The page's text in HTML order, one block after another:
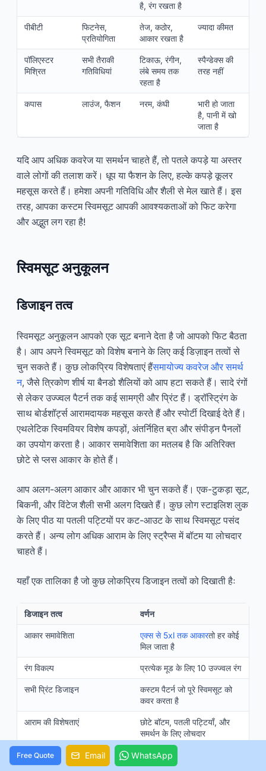
है, रंग रखता है
पीबीटी
फिटनेस,
प्रतियोगिता
तेज, कठोर,
आकार रखता है
ज्यादा कीमत
पॉलिएस्टर
मिश्रित
सभी तैराकी
गतिविधियां
टिकाऊ, रंगीन,
लंबे समय तक
रहता है
स्पैन्डेक्स की
तरह नहीं
कपास लाउंज, फैशन नरम, कंघी
भारी हो जाता
है, पानी में खो
जाता है
यदि आप अधिक कवरेज या समर्थन चाहते हैं, तो पतले कपड़े या अस्तर
वाले लोगों की तलाश करें। धूप या फैशन के लिए, हल्के कपड़े कूलर
महसूस करते हैं। हमेशा अपनी गतिविधि और शैली से मेल खाते हैं। इस
तरह, आपका कस्टम स्विमसूट आपकी आवश्यकताओं को फिट करेगा
और अद्भुत लग रहा है!
स्विमसूट अनुकूलन
डिजाइन तत्व
स्विमसूट अनुकूलन आपको एक सूट बनाने देता है जो आपको फिट बैठता
है। आप अपने स्विमसूट को विशेष बनाने के लिए कई डिज़ाइन तत्वों से
चुन सकते हैं। कुछ लोकप्रिय विशेषताएं हैंसमायोज्य कवरेज और समर्थ
न, जैसे त्रिकोण शीर्ष या बैनडो शैलियों को आप हटा सकते हैं। सादे रंगों
से लेकर उज्ज्वल पैटर्न तक कई सामग्री और प्रिंट हैं। ड्रॉस्ट्रिंग के
साथ बोर्डशॉर्ट्स आरामदायक महसूस करते हैं और स्पोर्टी दिखाई देते हैं।
एथलेटिक स्विमवियर विशेष कपड़ों, अंतर्निहित ब्रा और संपीड़न पैनलों
का उपयोग करता है। आकार समावेशिता का मतलब है कि अतिरिक्त
छोटे से प्लस आकार के होते हैं।
आप अलग-अलग आकार और आकार भी चुन सकते हैं। एक-टुकड़ा सूट,
बिकनी, और विंटेज शैली सभी अलग दिखते हैं। कुछ लोग स्टाइलिश लुक
के लिए पीठ या पतली पट्टियों पर कट-आउट के साथ स्विमसूट पसंद
करते हैं। अन्य लोग अधिक आराम के लिए स्ट्रैप्स में बॉटम या लोचदार
चाहते हैं।
यहाँ एक तालिका है जो कुछ लोकप्रिय डिजाइन तत्वों को दिखाती हैः
डिजाइन तत्व वर्णन
आकार समावेशिता एक्स से 5xl तक आकारतो हर कोई
मिल जाता है
रंग विकल्प प्रत्येक मूड के लिए 10 उज्ज्वल रंग
सभी प्रिंट डिजाइन
कस्टम पैटर्न जो पूरे स्विमसूट को
कवर करता है
आराम की विशेषताएं
छोटे बॉटम, पतली पट्टियाँ, और
समर्थन के लिए लोचदार
चिक डिजाइन तत्व
स्टाइलिश कट-आउट और ट्रेंडी
आकार
Free Quote Email WhatsApp